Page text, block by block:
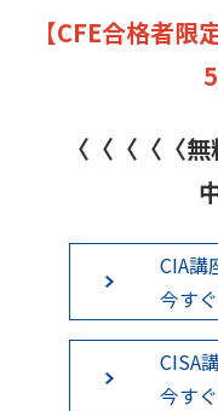
【CFE合格者
〈〈〈〈〈
CIA講
今す
CISA
今す